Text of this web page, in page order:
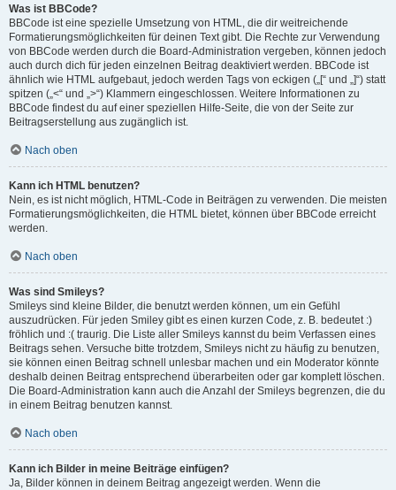
Was ist BBCode?
BBCode ist eine spezielle Umsetzung von HTML, die dir weitreichende
Formatierungsmöglichkeiten für deinen Text gibt. Die Rechte zur Verwendung
von BBCode werden durch die Board-Administration vergeben, können jedoch
auch durch dich für jeden einzelnen Beitrag deaktiviert werden. BBCode ist
ähnlich wie HTML aufgebaut, jedoch werden Tags von eckigen („[“ und „]“) statt
spitzen („<“ und „>“) Klammern eingeschlossen. Weitere Informationen zu
BBCode findest du auf einer speziellen Hilfe-Seite, die von der Seite zur
Beitragserstellung aus zugänglich ist.
Nach oben
Kann ich HTML benutzen?
Nein, es ist nicht möglich, HTML-Code in Beiträgen zu verwenden. Die meisten
Formatierungsmöglichkeiten, die HTML bietet, können über BBCode erreicht
werden.
Nach oben
Was sind Smileys?
Smileys sind kleine Bilder, die benutzt werden können, um ein Gefühl
auszudrücken. Für jeden Smiley gibt es einen kurzen Code, z. B. bedeutet :)
fröhlich und :( traurig. Die Liste aller Smileys kannst du beim Verfassen eines
Beitrags sehen. Versuche bitte trotzdem, Smileys nicht zu häufig zu benutzen,
sie können einen Beitrag schnell unlesbar machen und ein Moderator könnte
deshalb deinen Beitrag entsprechend überarbeiten oder gar komplett löschen.
Die Board-Administration kann auch die Anzahl der Smileys begrenzen, die du
in einem Beitrag benutzen kannst.
Nach oben
Kann ich Bilder in meine Beiträge einfügen?
Ja, Bilder können in deinem Beitrag angezeigt werden. Wenn die